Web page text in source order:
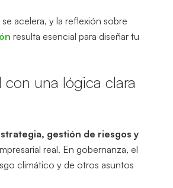
acelera, y la reflexión sobre
resulta esencial para diseñar tu
con una lógica clara
gestión de riesgos y
real. En gobernanza, el
climático y de otros asuntos